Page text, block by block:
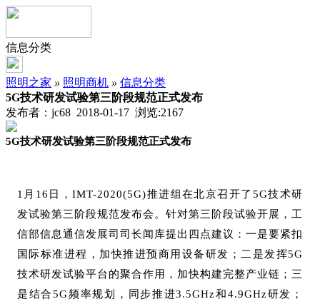
信息分类
照明之家 » 照明商机 » 信息分类
5G技术研发试验第三阶段规范正式发布
发布者：jc68 2018-01-17 浏览:2167
5G技术研发试验第三阶段规范正式发布
1月16日，IMT-2020(5G)推进组在北京召开了5G技术研
发试验第三阶段规范发布会。针对第三阶段试验开展，工
信部信息通信发展司司长闻库提出四点建议：一是要紧扣
国际标准进程，加快推进预商用设备研发；二是发挥5G
技术研发试验平台的聚合作用，加快构建完整产业链；三
是结合5G频率规划，同步推进3.5GHz和4.9GHz研发；